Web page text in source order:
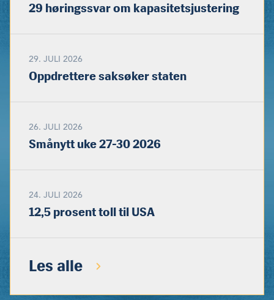
29 høringssvar om kapasitetsjustering
29. JULI 2026
Oppdrettere saksøker staten
26. JULI 2026
Smånytt uke 27-30 2026
24. JULI 2026
12,5 prosent toll til USA
Les alle